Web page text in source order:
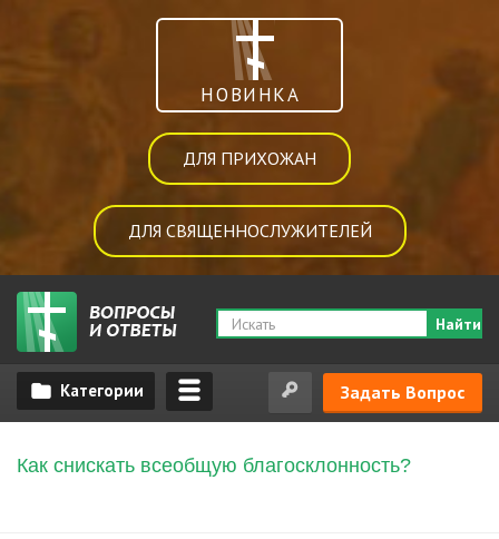
НОВИНКА
ДЛЯ ПРИХОЖАН
ДЛЯ СВЯЩЕННОСЛУЖИТЕЛЕЙ
Найти
Задать Вопрос
Как снискать всеобщую благосклонность?